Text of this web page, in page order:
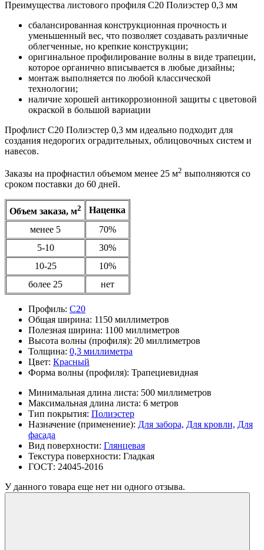
Преимущества листового профиля С20 Полиэстер 0,3 мм
сбалансированная конструкционная прочность и
уменьшенный вес, что позволяет создавать различные
облегченные, но крепкие конструкции;
оригинальное профилирование волны в виде трапеции,
которое органично вписывается в любые дизайны;
монтаж выполняется по любой классической
технологии;
наличие хорошей антикоррозионной защиты с цветовой
окраской в большой вариации
Профлист С20 Полиэстер 0,3 мм идеально подходит для
создания недорогих оградительных, облицовочных систем и
навесов.
Заказы на профнастил объемом менее 25 м2 выполняются со
сроком поставки до 60 дней.
Объем заказа, м2
Наценка
менее 5
70%
5-10
30%
10-25
10%
более 25
нет
Профиль: С20
Общая ширина: 1150 миллиметров
Полезная ширина: 1100 миллиметров
Высота волны (профиля): 20 миллиметров
Толщина: 0,3 миллиметра
Цвет: Красный
Форма волны (профиля): Трапециевидная
Минимальная длина листа: 500 миллиметров
Максимальная длина листа: 6 метров
Тип покрытия: Полиэстер
Назначение (применение): Для забора, Для кровли, Для
фасада
Вид поверхности: Глянцевая
Текстура поверхности: Гладкая
ГОСТ: 24045-2016
У данного товара еще нет ни одного отзыва.